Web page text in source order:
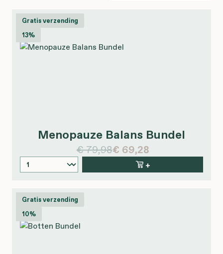
Gratis verzending
13%
Menopauze Balans Bundel
€ 79,98€ 69,28
+
Gratis verzending
10%